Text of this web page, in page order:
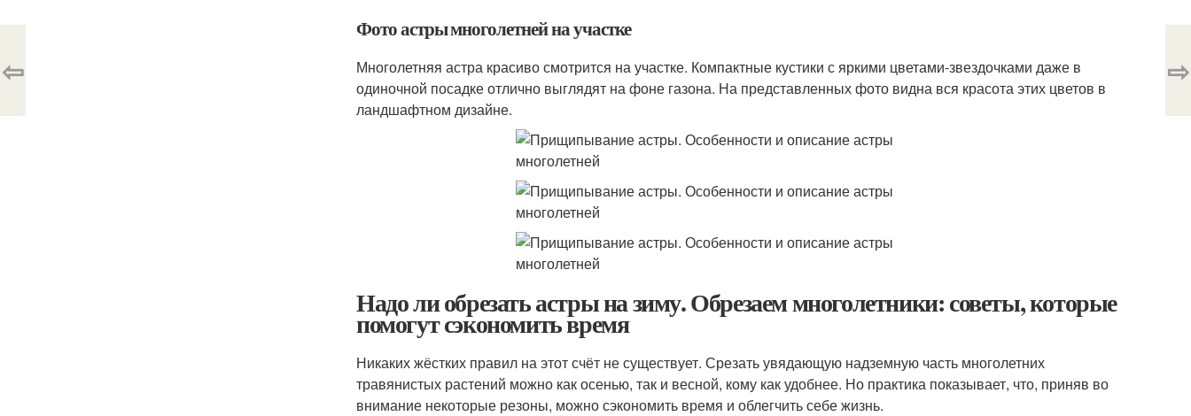
Фото астры многолетней на участке
Многолетняя астра красиво смотрится на участке. Компактные кустики с яркими цветами-звездочками даже в
одиночной посадке отлично выглядят на фоне газона. На представленных фото видна вся красота этих цветов в
ландшафтном дизайне.
Надо ли обрезать астры на зиму. Обрезаем многолетники: советы, которые
помогут сэкономить время
Никаких жёстких правил на этот счёт не существует. Срезать увядающую надземную часть многолетних
травянистых растений можно как осенью, так и весной, кому как удобнее. Но практика показывает, что, приняв во
внимание некоторые резоны, можно сэкономить время и облегчить себе жизнь.
⇦ ⇨